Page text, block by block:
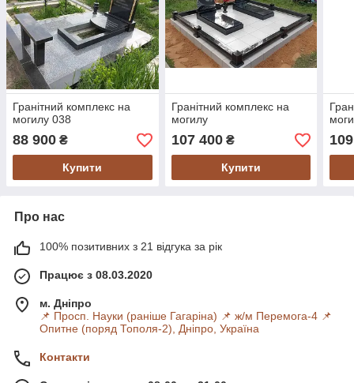
Гранітний комплекс на
могилу 038
88 900 ₴
Купити
Гранітний комплекс на
могилу
107 400₴
Купити
Про нас
100% позитивних з 21 відгука за рік
Працює з 08.03.2020
м. Дніпро
📌 Просп. Науки (раніше Гагаріна) 📌 ж/м Перемога-4 📌
Опитне (поряд Тополя-2), Дніпро, Україна
Контакти